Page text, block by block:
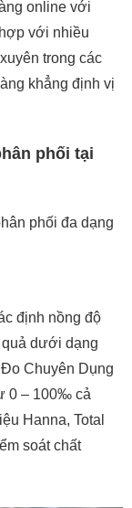
online với
với nhiều
trong các
khẳng định vị
phối tại
phối đa dạng
định nồng độ
dưới dạng
Chuyên Dụng
0 – 100‰ cả
Hanna, Total
soát chất